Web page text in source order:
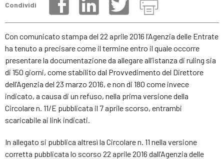
Condividi
Con comunicato stampa del 22 aprile 2016 l’Agenzia delle Entrate
ha tenuto a precisare come il termine entro il quale occorre
presentare la documentazione da allegare all’istanza di ruling sia
di 150 giorni, come stabilito dal Provvedimento del Direttore
dell’Agenzia del 23 marzo 2016, e non di 180 come invece
indicato, a causa di un refuso, nella prima versione della
Circolare n. 11/E pubblicata il 7 aprile scorso, entrambi
scaricabile ai link indicati.
In allegato si pubblica altresì la Circolare n. 11 nella versione
corretta pubblicata lo scorso 22 aprile 2016 dall’Agenzia delle